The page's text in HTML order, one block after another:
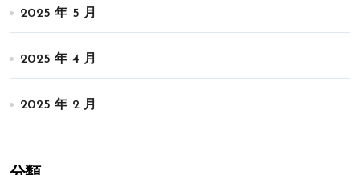
2025 年 5 月
2025 年 4 月
2025 年 2 月